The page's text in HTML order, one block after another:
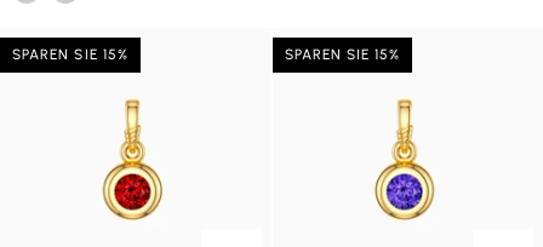
SPAREN SIE 15% SPAREN SIE 15%